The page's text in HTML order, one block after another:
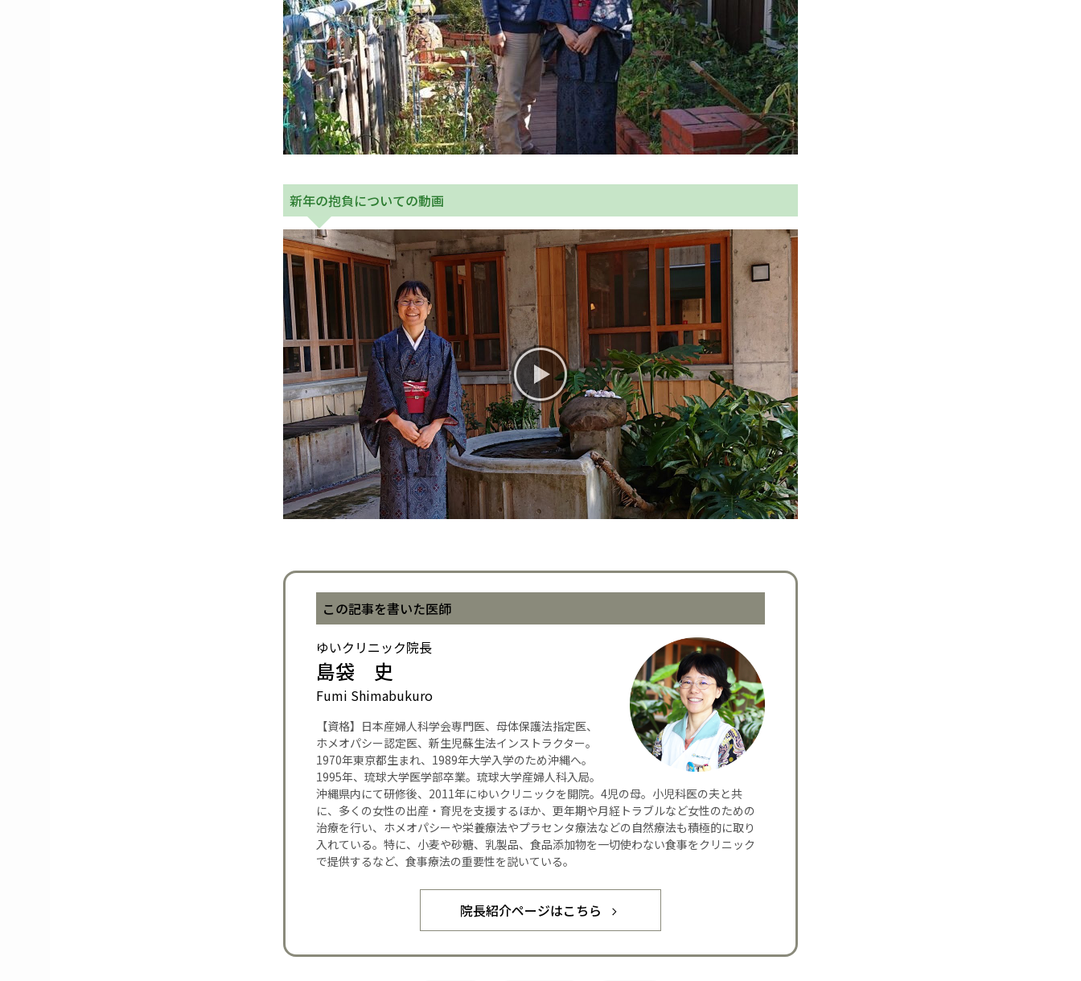
新年の抱負についての動画
この記事を書いた医師
ゆいクリニック院長
島袋 史
Fumi Shimabukuro
【資格】日本産婦人科学会専門医、母体保護法指定医、
ホメオパシー認定医、新生児蘇生法インストラクター。
1970年東京都生まれ、1989年大学入学のため沖縄へ。
1995年、琉球大学医学部卒業。琉球大学産婦人科入局。
沖縄県内にて研修後、2011年にゆいクリニックを開院。4児の母。小児科医の夫と共
に、多くの女性の出産・育児を支援するほか、更年期や月経トラブルなど女性のための
治療を行い、ホメオパシーや栄養療法やプラセンタ療法などの自然療法も積極的に取り
入れている。特に、小麦や砂糖、乳製品、食品添加物を一切使わない食事をクリニック
で提供するなど、食事療法の重要性を説いている。
院長紹介ページはこちら